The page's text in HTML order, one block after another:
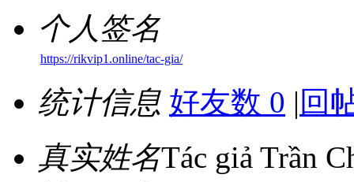
个人签名
https://rikvip1.online/tac-gia/
统计信息 好友数 0 | 回
真实姓名Tác giả Trần